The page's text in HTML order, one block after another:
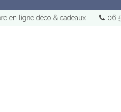
en ligne déco & cadeaux 06